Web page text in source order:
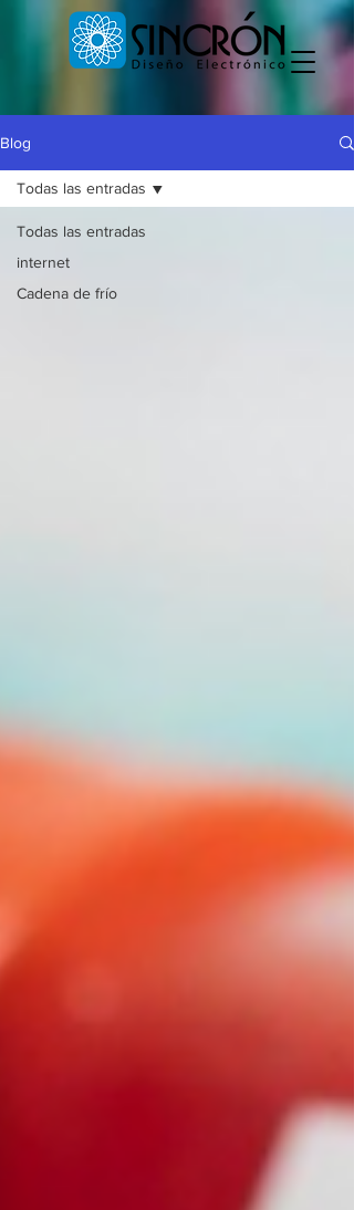
Blog
Todas las entradas
internet
Cadena de frío
Todas las entradas